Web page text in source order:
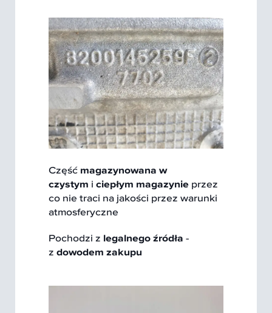
Część magazynowana w
czystym i ciepłym magazynie przez
co nie traci na jakości przez warunki
atmosferyczne
Pochodzi z legalnego źródła -
z dowodem zakupu